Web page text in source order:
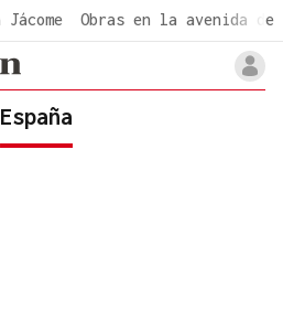
Obras en la avenida de
España